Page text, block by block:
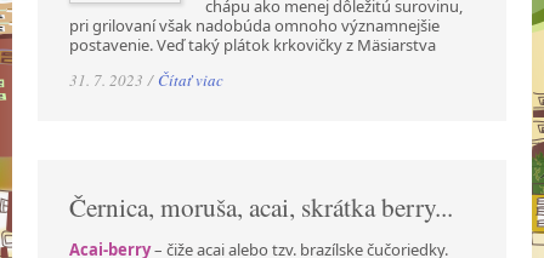
chápu ako menej dôležitú surovinu,
pri grilovaní však nadobúda omnoho významnejšie
postavenie. Veď taký plátok krkovičky z Mäsiarstva
31. 7. 2023 / Čítať viac
Černica, moruša, acai, skrátka berry...
Acai-berry– čiže acai alebo tzv. brazílske čučoriedky.